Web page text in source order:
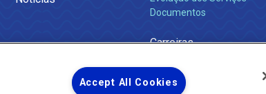
Documentos
Carreiras
Accept All Cookies